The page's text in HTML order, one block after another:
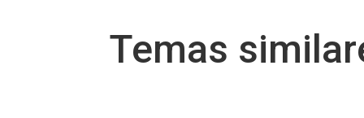
Temas